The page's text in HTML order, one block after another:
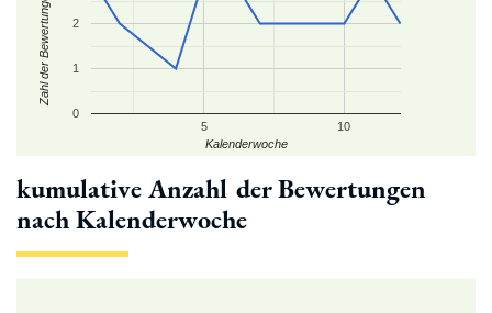
5 10
0
1
2
Kalenderwoche
Zahl der Bewertungen
kumulative Anzahl der Bewertungen
nach Kalenderwoche